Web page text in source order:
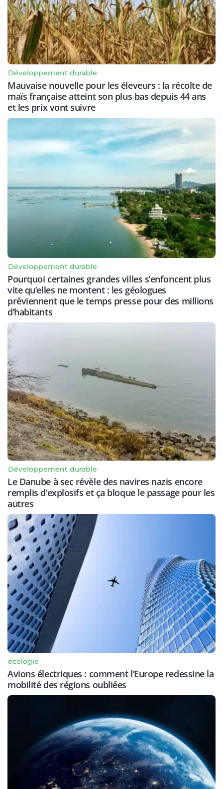
Développement durable
Mauvaise nouvelle pour les éleveurs : la récolte de
maïs française atteint son plus bas depuis 44 ans
et les prix vont suivre
Développement durable
Pourquoi certaines grandes villes s’enfoncent plus
vite qu’elles ne montent : les géologues
préviennent que le temps presse pour des millions
d’habitants
Développement durable
Le Danube à sec révèle des navires nazis encore
remplis d’explosifs et ça bloque le passage pour les
autres
écologie
Avions électriques : comment l’Europe redessine la
mobilité des régions oubliées